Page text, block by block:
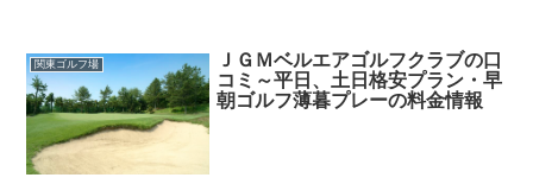
関東ゴルフ場
ＪＧＭベルエアゴルフクラブの口
コミ～平日、土日格安プラン・早
朝ゴルフ薄暮プレーの料金情報